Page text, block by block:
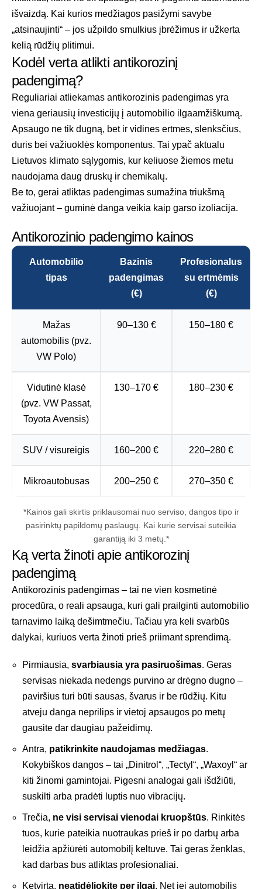
išvaizdą. Kai kurios medžiagos pasižymi savybe
„atsinaujinti“ – jos užpildo smulkius įbrėžimus ir užkerta
kelią rūdžių plitimui.
Kodėl verta atlikti antikorozinį
padengimą?
Reguliariai atliekamas antikorozinis padengimas yra
viena geriausių investicijų į automobilio ilgaamžiškumą.
Apsaugo ne tik dugną, bet ir vidines ertmes, slenksčius,
duris bei važiuoklės komponentus. Tai ypač aktualu
Lietuvos klimato sąlygomis, kur keliuose žiemos metu
naudojama daug druskų ir chemikalų.
Be to, gerai atliktas padengimas sumažina triukšmą
važiuojant – guminė danga veikia kaip garso izoliacija.
Antikorozinio padengimo kainos
Automobilio
tipas
Bazinis
padengimas
(€)
Profesionalus
su ertmėmis
(€)
Mažas
automobilis (pvz.
VW Polo)
90–130 € 150–180 €
Vidutinė klasė
(pvz. VW Passat,
Toyota Avensis)
130–170 € 180–230 €
SUV / visureigis 160–200 € 220–280 €
Mikroautobusas 200–250 € 270–350 €
*Kainos gali skirtis priklausomai nuo serviso, dangos tipo ir
pasirinktų papildomų paslaugų. Kai kurie servisai suteikia
garantiją iki 3 metų.*
Ką verta žinoti apie antikorozinį
padengimą
Antikorozinis padengimas – tai ne vien kosmetinė
procedūra, o reali apsauga, kuri gali prailginti automobilio
tarnavimo laiką dešimtmečiu. Tačiau yra keli svarbūs
dalykai, kuriuos verta žinoti prieš priimant sprendimą.
Pirmiausia, svarbiausia yra pasiruošimas. Geras
servisas niekada nedengs purvino ar drėgno dugno –
paviršius turi būti sausas, švarus ir be rūdžių. Kitu
atveju danga neprilips ir vietoj apsaugos po metų
gausite dar daugiau pažeidimų.
Antra, patikrinkite naudojamas medžiagas.
Kokybiškos dangos – tai „Dinitrol“, „Tectyl“, „Waxoyl“ ar
kiti žinomi gamintojai. Pigesni analogai gali išdžiūti,
suskilti arba pradėti luptis nuo vibracijų.
Trečia, ne visi servisai vienodai kruopštūs. Rinkitės
tuos, kurie pateikia nuotraukas prieš ir po darbų arba
leidžia apžiūrėti automobilį keltuve. Tai geras ženklas,
kad darbas bus atliktas profesionaliai.
Ketvirta, neatidėliokite per ilgai. Net jei automobilis